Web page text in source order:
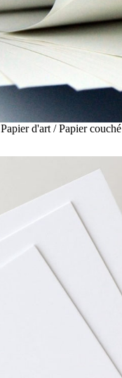
Papier d'art / Papier couché